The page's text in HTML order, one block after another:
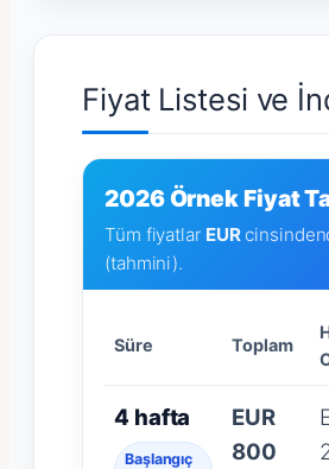
Fiyat Listesi ve
2026 Örnek Fiyat
Tüm fiyatlar EUR
(tahmini).
Süre Toplam
4 hafta
Başlangıç
EUR
800